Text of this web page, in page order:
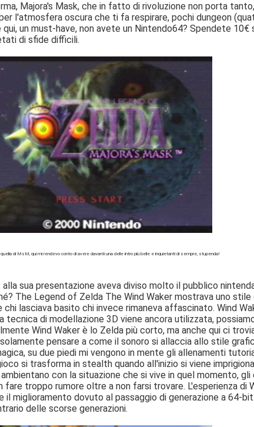
Majora's Mask, che in fatto di rivoluzione non porta
l'atmosfera oscura che ti fa respirare, pochi dungeon
un must-have, non avete un Nintendo64? Spendete 10€
di sfide difficili.
di MsM, qui mi rendevo conto di avere davanti una delle intro più belle e inquietanti di sempre, stupenda!
sua presentazione aveva diviso molto il pubblico
The Legend of Zelda The Wind Waker mostrava uno
lasciava basito chi invece rimaneva affascinato. Wind
di modellazione 3D viene ancora utilizzata,
Wind Waker è lo Zelda più corto, ma anche qui ci
pensare a come il sonoro si allaccia allo stile
su due piedi mi vengono in mente gli allenamenti
si trasforma in stealth quando all'inizio si viene
con la situazione che si vive in quel momento,
troppo rumore oltre a non farsi trovare. L'esperienza di
miglioramento dovuto al passaggio di generazione a 64-
delle scorse generazioni.